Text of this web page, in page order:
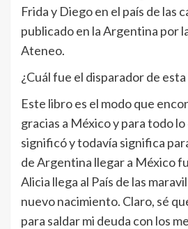
Frida y Diego en el paí­s de las
publicado en la Argentina por
Ateneo.
¿Cuál fue el disparador de
Este libro es el modo que
gracias a México y para todo lo
significó y todavía significa
de Argentina llegar a México
Alicia llega al Paí­s de las
nuevo nacimiento. Claro, sé
para saldar mi deuda con los